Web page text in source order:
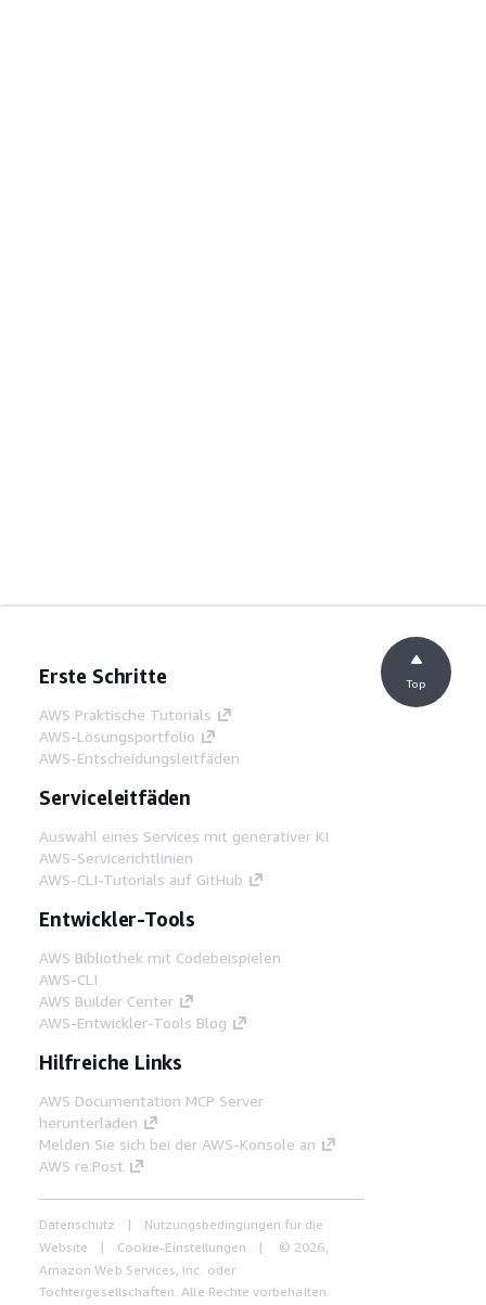
Erste Schritte
AWS Praktische Tutorials
AWS-Lösungsportfolio
AWS-Entscheidungsleitfäden
Serviceleitfäden
Auswahl eines Services mit generativer KI
AWS-Servicerichtlinien
AWS-CLI-Tutorials auf GitHub
Entwickler-Tools
AWS Bibliothek mit Codebeispielen
AWS-CLI
AWS Builder Center
AWS-Entwickler-Tools Blog
Hilfreiche Links
AWS Documentation MCP Server
herunterladen
Melden Sie sich bei der AWS-Konsole an
AWS re:Post
Datenschutz
Nutzungsbedingungen für die
Website
Cookie-Einstellungen
© 2026,
Amazon Web Services, Inc. oder
Tochtergesellschaften. Alle Rechte vorbehalten.
Top